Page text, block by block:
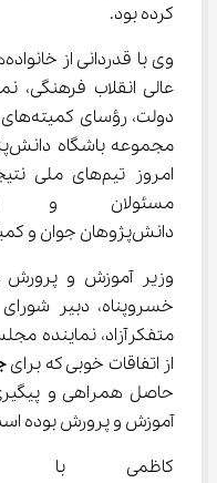
کرده بود.
عالی انقلاب فرهنگی،
دانش‌پژوهان جوان و کمیته‌های علمی است.
وزیر آموزش و پرورش
متفکرآزاد، نماینده
از اتفاقات خوبی که برای
آموزش و پرورش بوده
کاظمی با